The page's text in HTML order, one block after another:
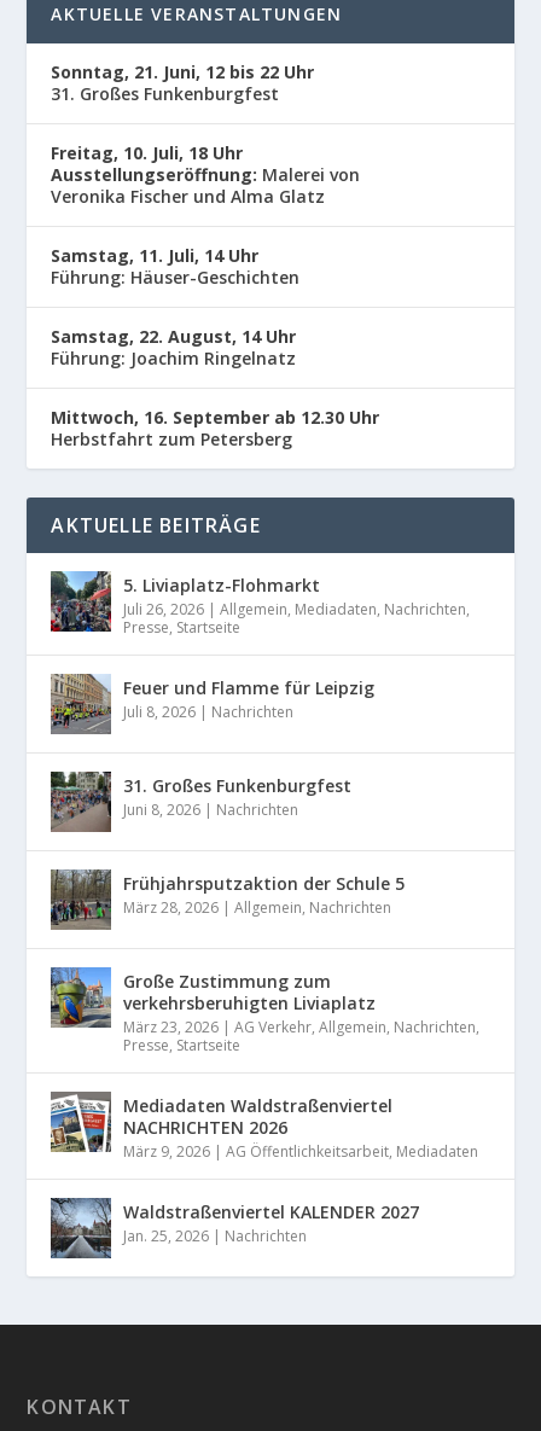
AKTUELLE VERANSTALTUNGEN
Sonntag, 21. Juni, 12 bis 22 Uhr
31. Großes Funkenburgfest
Freitag, 10. Juli, 18 Uhr
Ausstellungseröffnung: Malerei von
Veronika Fischer und Alma Glatz
Samstag, 11. Juli, 14 Uhr
Führung: Häuser-Geschichten
Samstag, 22. August, 14 Uhr
Führung: Joachim Ringelnatz
Mittwoch, 16. September ab 12.30 Uhr
Herbstfahrt zum Petersberg
AKTUELLE BEITRÄGE
5. Liviaplatz-Flohmarkt
Juli 26, 2026 |Allgemein, Mediadaten, Nachrichten,
Presse, Startseite
Feuer und Flamme für Leipzig
Juli 8, 2026 | Nachrichten
31. Großes Funkenburgfest
Juni 8, 2026 | Nachrichten
Frühjahrsputzaktion der Schule 5
März 28, 2026 |Allgemein, Nachrichten
Große Zustimmung zum
verkehrsberuhigten Liviaplatz
März 23, 2026 |AG Verkehr,Allgemein, Nachrichten,
Presse, Startseite
Mediadaten Waldstraßenviertel
NACHRICHTEN 2026
März 9, 2026 |AG Öffentlichkeitsarbeit, Mediadaten
Waldstraßenviertel KALENDER 2027
Jan. 25, 2026 | Nachrichten
KONTAKT